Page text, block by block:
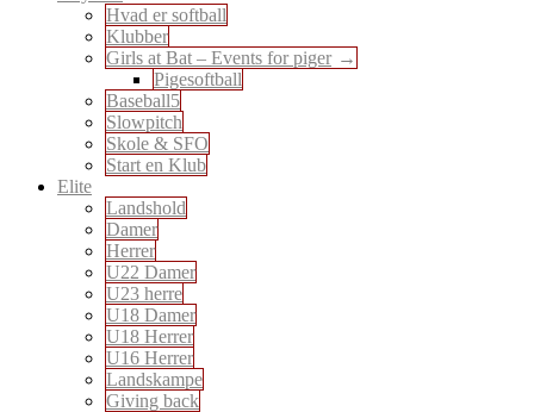
Hvad er softball
Klubber
Girls at Bat – Events for piger
Pigesoftball
Baseball5
Slowpitch
Skole & SFO
Start en Klub
Elite
Landshold
Damer
Herrer
U22 Damer
U23 herre
U18 Damer
U18 Herrer
U16 Herrer
Landskampe
Giving back